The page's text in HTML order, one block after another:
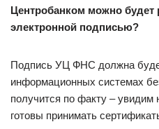
Центробанком можно будет
электронной подписью?
Подпись УЦ ФНС должна
информационных системах
получится по факту – увидим
готовы принимать